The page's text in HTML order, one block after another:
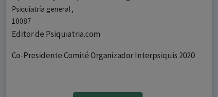
Psiquiatría general ,
10087
Editor de Psiquiatria.com
Co-Presidente Comité Organizador Interpsiquis 2020